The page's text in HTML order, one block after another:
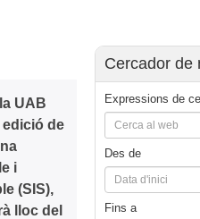
UAB
edició de
i
(SIS),
lloc del
Cercador de
Expressions de
Des de
Fins a